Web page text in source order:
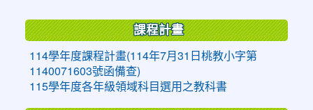
課程計畫
114學年度課程計畫(114年7月31日桃教小字第
1140071603號函備查)
115學年度各年級領域科目選用之教科書